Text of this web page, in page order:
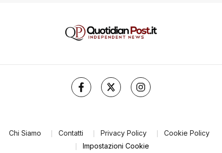
Chi Siamo Contatti Privacy Policy
Cookie Policy
Impostazioni Cookie